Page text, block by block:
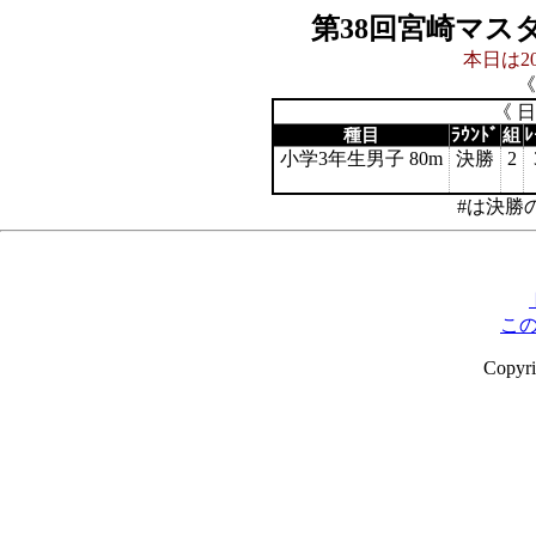
第38回宮崎マス
本日は
《
種目 ﾗｳﾝﾄﾞ 組
小学3年生男子 80m 決勝 2
#は決勝
こ